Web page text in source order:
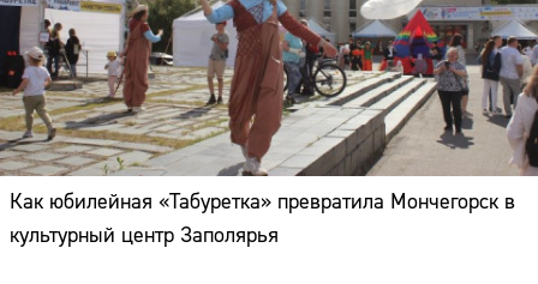
Как юбилейная «Табуретка» превратила Мончегорск в
культурный центр Заполярья